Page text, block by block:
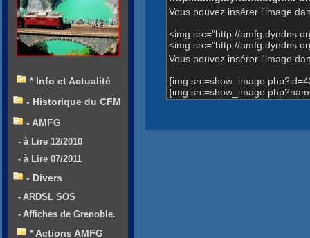
Vous pouvez insérer l'image
<img src="http://
<img src="http://
Vous pouvez insérer l'image
{img
{img
* Info et Actualité
- Historique du CFM
- AMFG
- à Lire 12/2010
- à Lire 07/2011
- Divers
- ARDSL SOS
- Affiches de Grenoble.
* Actions AMFG